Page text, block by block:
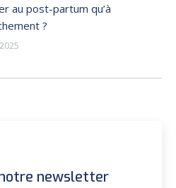
au post-partum qu’à
?
newsletter